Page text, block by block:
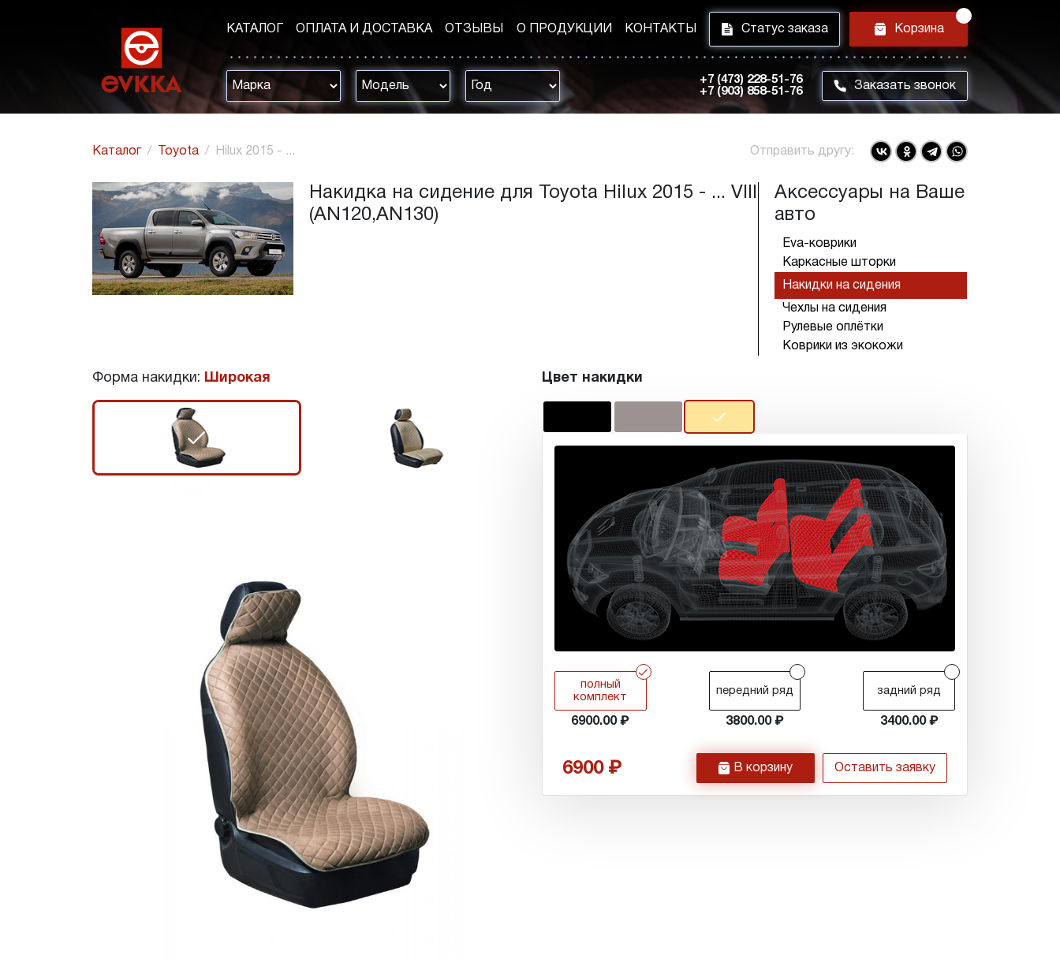
КАТАЛОГ ОПЛАТА И ДОСТАВКА ОТЗЫВЫ О ПРОДУКЦИИ КОНТАКТЫ i Статус заказа h Корзина
+7 (473) 228-51-76
+7 (903) 858-51-76
m Заказать звонок
Каталог Toyota Hilux 2015 - ... Отправить другу:
Накидка на сидение для Toyota Hilux 2015 - ... VIII
(AN120,AN130)
Аксессуары на Ваше
авто
Eva-коврики
Каркасные шторки
Накидки на сидения
Чехлы на сидения
Рулевые оплётки
Коврики из экокожи
Форма накидки: Широкая
r
Цвет накидки
r
полный
комплект
6900.00
передний ряд
3800.00
задний ряд
3400.00
6900 h В корзину Оставить заявку